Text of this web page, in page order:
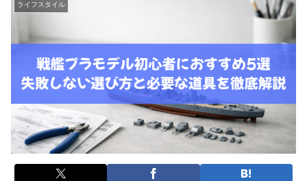
ライフスタイル